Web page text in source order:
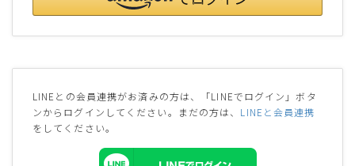
LINEとの会員連携がお済みの方は、「LINEでログイン」ボタ
ンからログインしてください。まだの方は、 LINEと会員連携
をしてください。